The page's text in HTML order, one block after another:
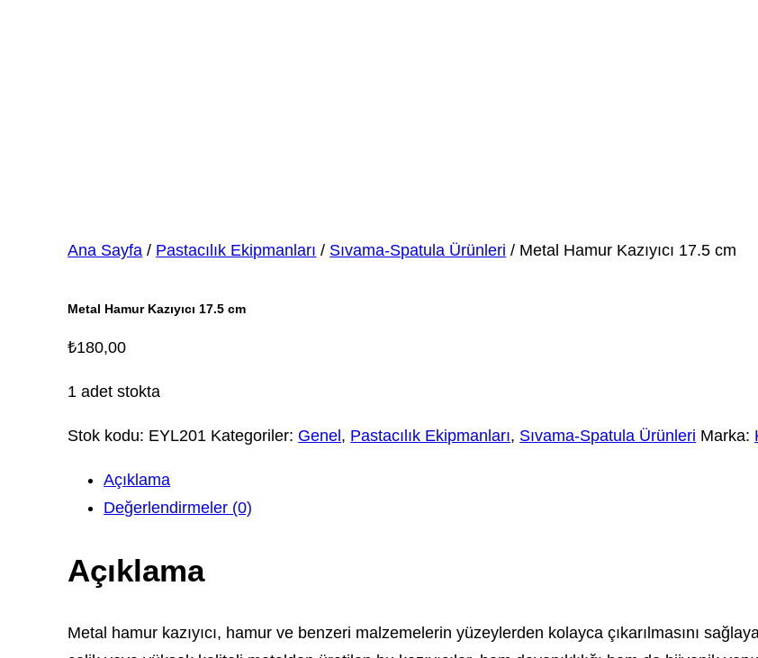
Ana Sayfa / Pastacılık Ekipmanları / Sıvama-Spatula Ürünleri / Metal Hamur Kazıyıcı 17.5 cm
Metal Hamur Kazıyıcı 17.5 cm
₺180,00
1 adet stokta
Stok kodu: EYL201 Kategoriler: Genel , Pastacılık Ekipmanları, Sıvama-Spatula Ürünleri Marka:
Açıklama
Değerlendirmeler (0)
Açıklama
Metal hamur kazıyıcı, hamur ve benzeri malzemelerin yüzeylerden kolayca çıkarılmasını